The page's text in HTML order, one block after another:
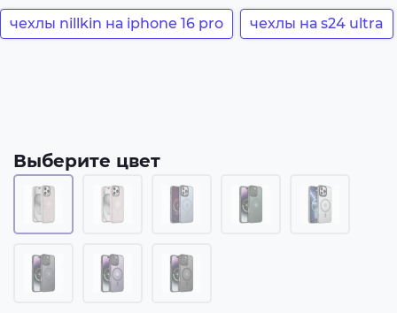
чехлы nillkin на iphone 16 pro чехлы на s24 ultra
Выберите цвет